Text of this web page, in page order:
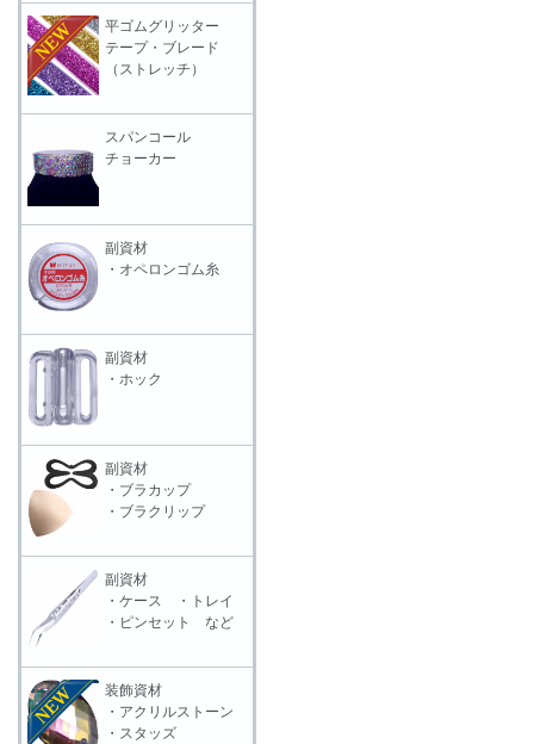
平ゴムグリッター
テープ・ブレード
（ストレッチ）
スパンコール
チョーカー
副資材
・オペロンゴム糸
副資材
・ホック
副資材
・ブラカップ
・ブラクリップ
副資材
・ケース ・トレイ
・ピンセット など
装飾資材
・アクリルストーン
・スタッズ